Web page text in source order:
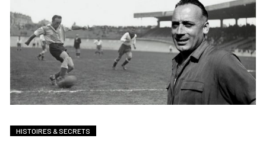
HISTOIRES & SECRETS